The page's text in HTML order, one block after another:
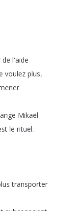
de l'aide
voulez plus,
Mikaël
le rituel.
transporter